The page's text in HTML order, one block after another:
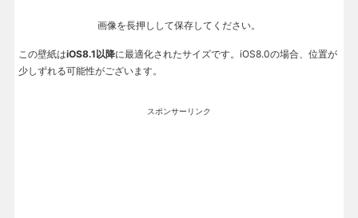
画像を長押しして保存してください。
この壁紙はiOS8.1以降に最適化されたサイズです。iOS8.0の場合、位置が
少しずれる可能性がございます。
スポンサーリンク